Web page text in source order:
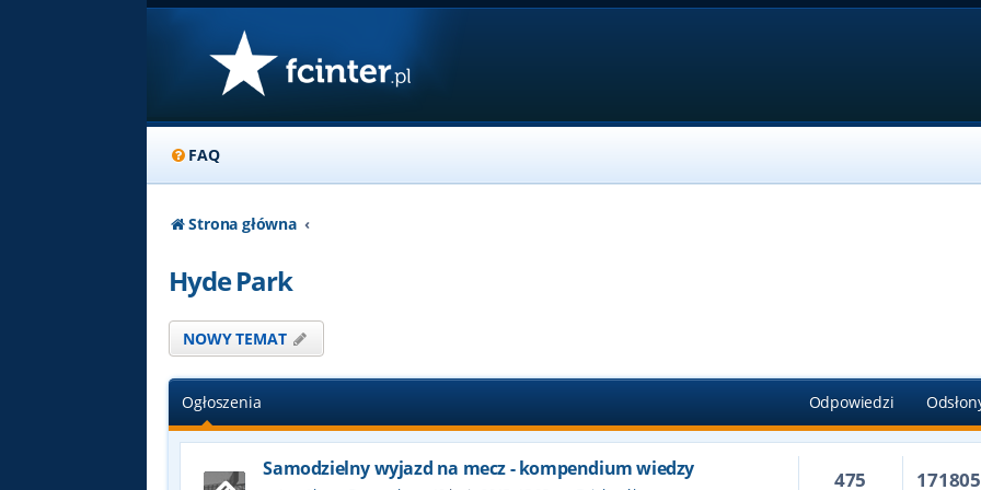
FAQ
Strona główna
Hyde Park
NOWY TEMAT
Ogłoszenia Odpowiedzi
Samodzielny wyjazd na mecz - kompendium wiedzy 475